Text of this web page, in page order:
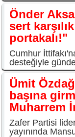
Önder
sert
portakalı!"
Cumhur
desteğiyle
Ümit
başına
Muharrem
Zafer Partisi
yayınında